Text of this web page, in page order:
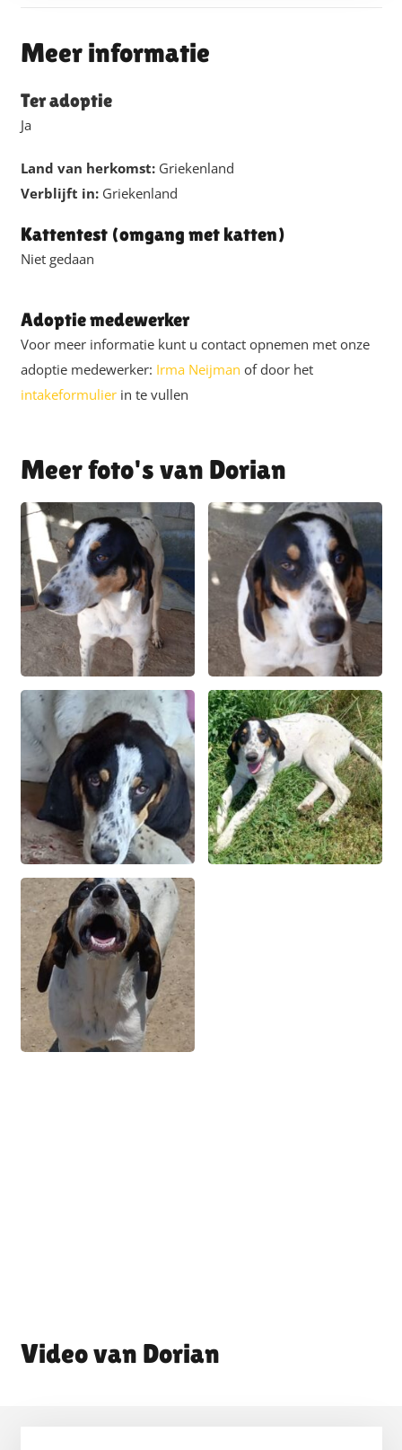
Meer informatie
Ter adoptie
Ja
Land van herkomst: Griekenland
Verblijft in: Griekenland
Kattentest (omgang met katten)
Niet gedaan
Adoptie medewerker
Voor meer informatie kunt u contact opnemen met onze
adoptie medewerker: Irma Neijman of door het
intakeformulierin te vullen
Dorian
Dorian